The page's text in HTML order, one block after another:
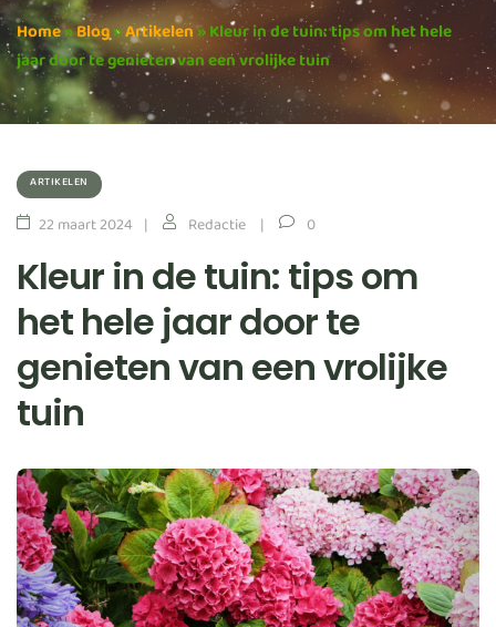
Home»Blog»Artikelen»Kleur in de tuin: tips om het hele
jaar door te genieten van een vrolijke tuin
ARTIKELEN
22 maart 2024 Redactie 0
Kleur in de tuin: tips om
het hele jaar door te
genieten van een vrolijke
tuin